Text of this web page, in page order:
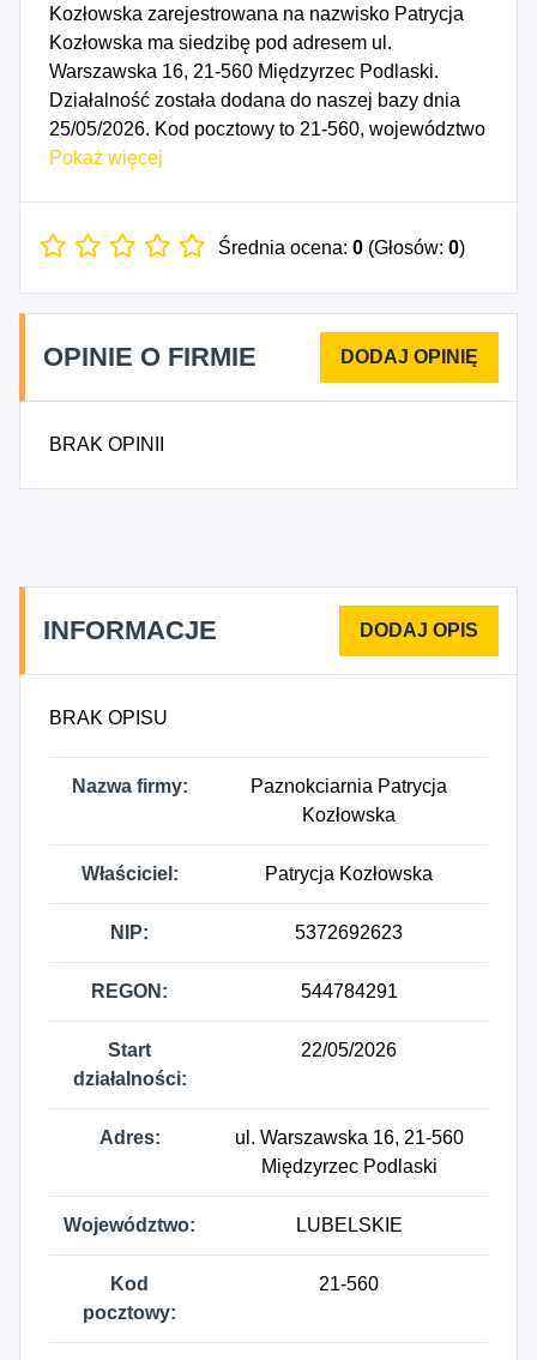
Kozłowska zarejestrowana na nazwisko Patrycja
Kozłowska ma siedzibę pod adresem ul.
Warszawska 16, 21-560 Międzyrzec Podlaski.
Działalność została dodana do naszej bazy dnia
25/05/2026. Kod pocztowy to 21-560, województwo
LUBELSKIE, powiat bialski. Numer Identyfikacji
Patrycja Kozłowska to 544784291. Data
- Działalność w zakresie pielęgnacji urody i
pozostała działalność kosmetyczna.
Pokaż więcej
Średnia ocena: 0 (Głosów: 0)
OPINIE O FIRMIE
BRAK OPINII
INFORMACJE
BRAK OPISU
Nazwa firmy:
Paznokciarnia Patrycja
Kozłowska
Właściciel: Patrycja Kozłowska
NIP: 5372692623
REGON: 544784291
Start
działalności:
22/05/2026
Adres:
ul. Warszawska 16, 21-560
Międzyrzec Podlaski
Województwo: LUBELSKIE
Kod
pocztowy:
21-560